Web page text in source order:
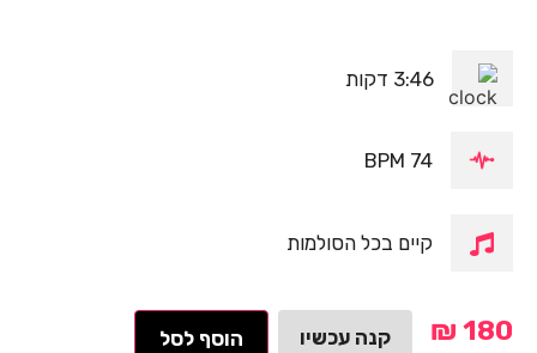
3:46 דקות
74 BPM
קיים בכל הסולמות
₪ 180 קנה עכשיו הוסף לסל